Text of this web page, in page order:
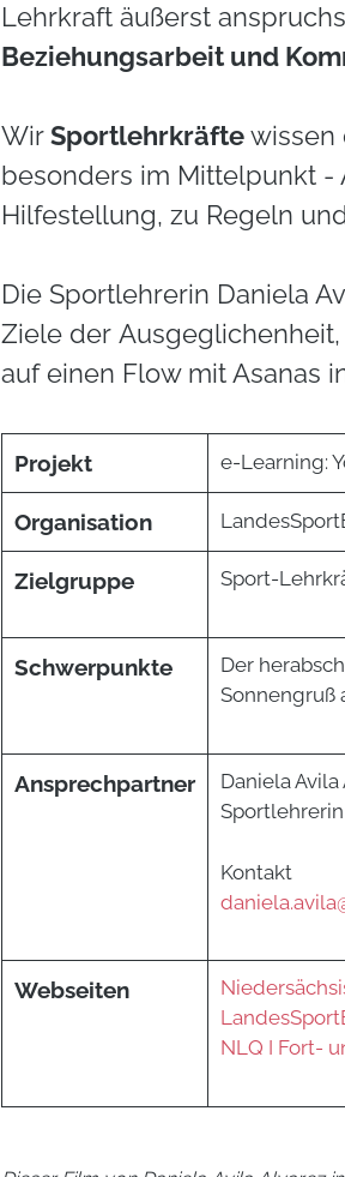
Lehrkraft äußerst
Beziehungsarbeit und
WirSportlehrkräftewissen
besonders im Mittelpunkt -
Hilfestellung, zu Regeln
Die Sportlehrerin Daniela
Ziele der
auf einen Flow mit Asanas
Projekt e-Learning:
Organisation
Zielgruppe Sport-
Schwerpunkte
Der
Sonnengruß
Ansprechpartner
Daniela Avila
Kontakt
Webseiten
NLQ I Fort-